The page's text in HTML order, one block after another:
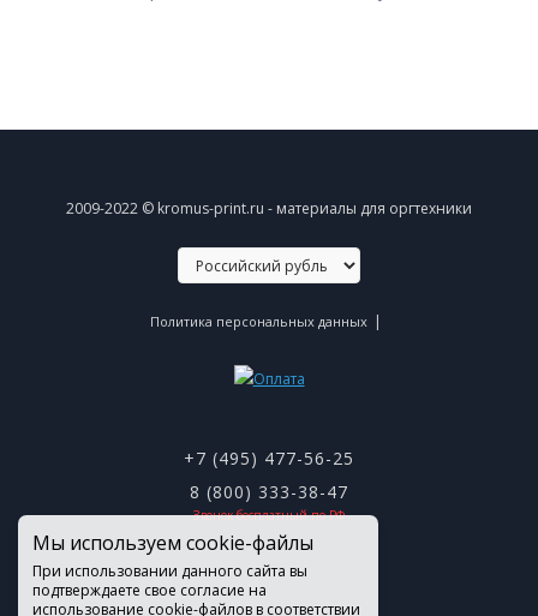
2009-2022 © kromus-print.ru - материалы для оргтехники
Политика персональных данных |
+7 (495) 477-56-25
8 (800) 333-38-47
Звонок бесплатный по РФ
Мы используем cookie-файлы
При использовании данного сайта вы
подтверждаете свое согласие на
использование cookie-файлов в соответствии